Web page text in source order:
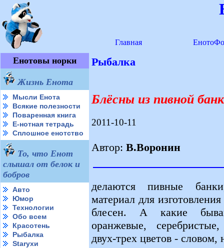
Главная
Енотовы норки
Жизнь Енота
Мысли Енота
Всякие полезности
Поваренная книга
Е-нотная тетрадь
Сплошное енотство
То, что Енот
слышал от белок и
бобров
Авто
Юмор
Технологии
Обо всем
Красотень
Рыбалка
Starухи
Рыбалка
Блёсны из пивной
2011-10-11
Автор: В.Воронин
делаются пивные
материал для
блесен. А какие
оранжевые,
двух-трех цветов -